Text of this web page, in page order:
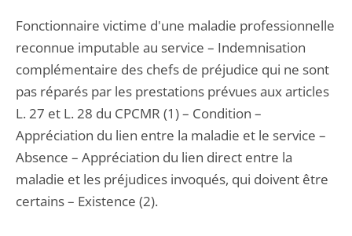
Fonctionnaire victime d'une maladie professionnelle
reconnue imputable au service – Indemnisation
complémentaire des chefs de préjudice qui ne sont
pas réparés par les prestations prévues aux articles
L. 27 et L. 28 du CPCMR (1) – Condition –
Appréciation du lien entre la maladie et le service –
Absence – Appréciation du lien direct entre la
maladie et les préjudices invoqués, qui doivent être
certains – Existence (2).